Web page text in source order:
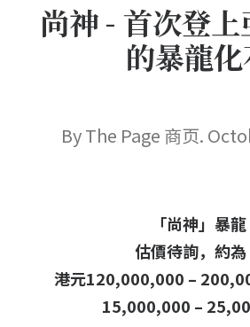
尚神 - 首次登
的暴龍
By The Page 商页.
「尚神」暴龍
估價待詢，約為
港元120,000,000 –
15,000,000 –